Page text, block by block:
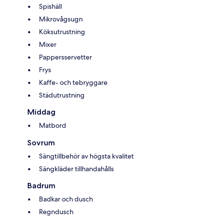
Spishäll
Mikrovågsugn
Köksutrustning
Mixer
Pappersservetter
Frys
Kaffe- och tebryggare
Städutrustning
Middag
Matbord
Sovrum
Sängtillbehör av högsta kvalitet
Sängkläder tillhandahålls
Badrum
Badkar och dusch
Regndusch